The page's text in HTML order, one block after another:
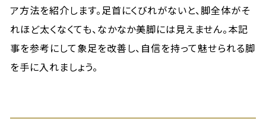
ア方法を紹介します。足首にくびれがないと、脚全体がそ
れほど太くなくても、なかなか美脚には見えません。本記
事を参考にして象足を改善し、自信を持って魅せられる脚
を手に入れましょう。